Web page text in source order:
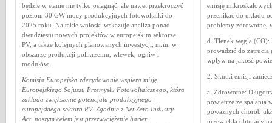
będzie w stanie nie tylko osiągnąć, ale nawet przekroczyć
poziom 30 GW mocy produkcyjnych fotowoltaiki do
2025 roku. Na takie wnioski wskazuje analiza ponad
dwudziestu nowych projektów w europejskim sektorze
PV, a także kolejnych planowanych inwestycji, m.in. w
obszarze produkcji polikrzemu, wlewek, ogniw i
modułów.
Komisja Europejska zdecydowanie wspiera misję
Europejskiego Sojuszu Przemysłu Fotowoltaicznego, która
zakłada zwiększenie potencjału produkcyjnego
europejskiego sektora PV. Zgodnie z Net Zero Industry
Act, naszym celem jest przezwyciężenie barier
emisję
przenikać do układu
problemy zdrowotne,
d. Tlenek węgla (CO):
prowadzić do zatrucia
wpływ na jakość
2. Skutki emisji
a. Zdrowotne:
powietrze ze spalania
poważnych chorób
przewlekła